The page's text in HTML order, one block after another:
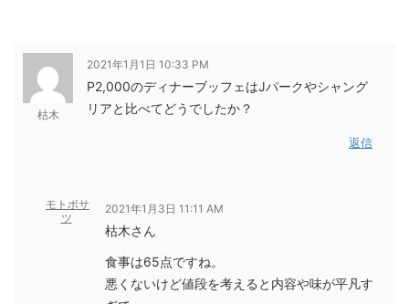
枯木
2021年1月1日 10:33 PM
P2,000のディナーブッフェはJパークやシャング
リアと比べてどうでしたか？
返信
モトボサ
ツ
2021年1月3日 11:11 AM
枯木さん
食事は65点ですね。
悪くないけど値段を考えると内容や味が平凡す